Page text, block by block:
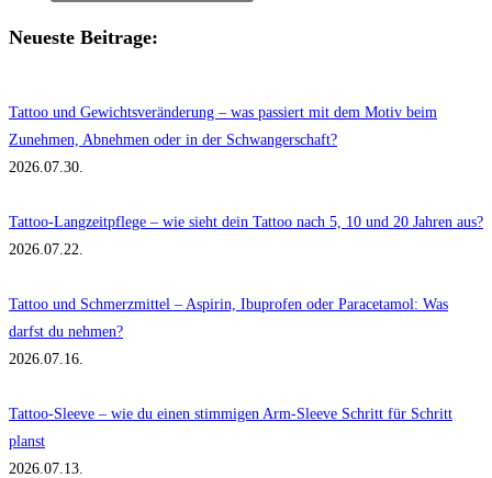
Neueste Beitrage:
Tattoo und Gewichtsveränderung – was passiert mit dem Motiv beim
Zunehmen, Abnehmen oder in der Schwangerschaft?
2026.07.30.
Tattoo-Langzeitpflege – wie sieht dein Tattoo nach 5, 10 und 20 Jahren aus?
2026.07.22.
Tattoo und Schmerzmittel – Aspirin, Ibuprofen oder Paracetamol: Was
darfst du nehmen?
2026.07.16.
Tattoo-Sleeve – wie du einen stimmigen Arm-Sleeve Schritt für Schritt
planst
2026.07.13.